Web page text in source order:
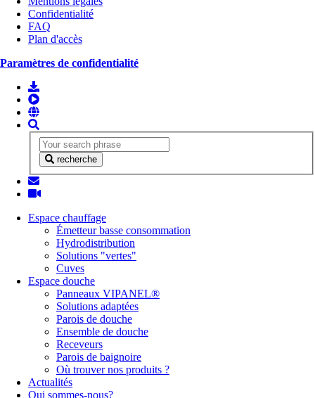
Confidentialité
FAQ
Plan d'accès
Paramètres de confidentialité
recherche
Espace chauffage
Émetteur basse consommation
Hydrodistribution
Solutions "vertes"
Cuves
Espace douche
Panneaux VIPANEL®
Solutions adaptées
Parois de douche
Ensemble de douche
Receveurs
Parois de baignoire
Où trouver nos produits ?
Actualités
Qui sommes-nous?